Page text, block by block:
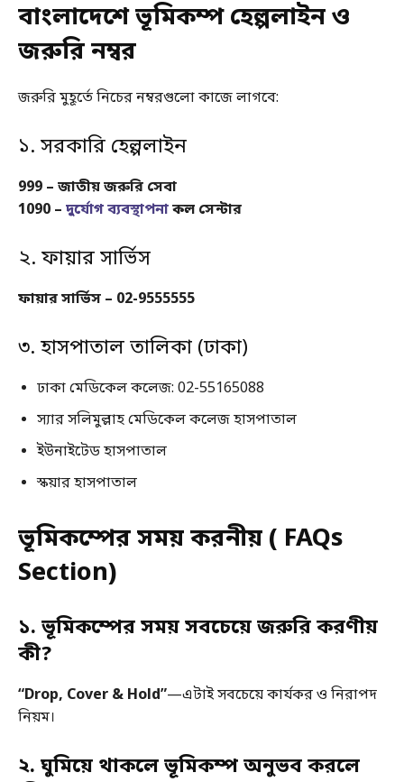
বাংলাদেশে ভূমিকম্প হেল্পলাইন ও
জরুরি নম্বর
জরুরি মুহূর্তে নিচের নম্বরগুলো কাজে লাগবে:
১. সরকারি হেল্পলাইন
999 – জাতীয় জরুরি সেবা
1090 – দুর্যোগ ব্যবস্থাপনাকল সেন্টার
২. ফায়ার সার্ভিস
ফায়ার সার্ভিস – 02-9555555
৩. হাসপাতাল তালিকা (ঢাকা)
ঢাকা মেডিকেল কলেজ: 02-55165088
স্যার সলিমুল্লাহ মেডিকেল কলেজ হাসপাতাল
ইউনাইটেড হাসপাতাল
স্কয়ার হাসপাতাল
ভূমিকম্পের সময় করনীয় ( FAQs
Section)
১. ভূমিকম্পের সময় সবচেয়ে জরুরি করণীয়
কী?
“Drop, Cover & Hold”—এটাই সবচেয়ে কার্যকর ও নিরাপদ
নিয়ম।
২. ঘুমিয়ে থাকলে ভূমিকম্প অনুভব করলে